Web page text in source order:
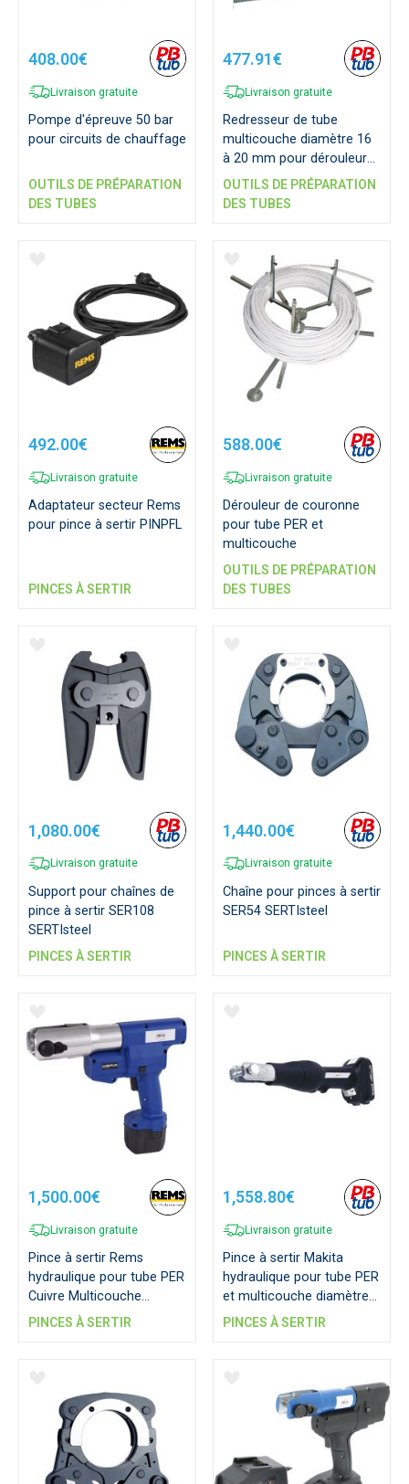
408.00€
Livraison gratuite
Pompe d'épreuve 50 bar
pour circuits de chauffage
OUTILS DE PRÉPARATION
DES TUBES
477.91€
Livraison gratuite
Redresseur de tube
multicouche diamètre 16
à 20 mm pour dérouleur
MCDER
OUTILS DE PRÉPARATION
DES TUBES
492.00€
Livraison gratuite
Adaptateur secteur Rems
pour pince à sertir PINPFL
PINCES À SERTIR
588.00€
Livraison gratuite
Dérouleur de couronne
pour tube PER et
multicouche
OUTILS DE PRÉPARATION
DES TUBES
1,080.00€
Livraison gratuite
Support pour chaînes de
pince à sertir SER108
SERTIsteel
PINCES À SERTIR
1,440.00€
Livraison gratuite
Chaîne pour pinces à sertir
SER54 SERTIsteel
PINCES À SERTIR
1,500.00€
Livraison gratuite
Pince à sertir Rems
hydraulique pour tube PER
Cuivre Multicouche
diamètre 16 à 75 mm
PINCES À SERTIR
1,558.80€
Livraison gratuite
Pince à sertir Makita
hydraulique pour tube PER
et multicouche diamètre
16 à 32 mm
PINCES À SERTIR